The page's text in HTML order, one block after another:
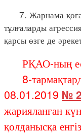
7. Жарнама
тұлғаларды
қарсы өзге де
РҚАО-ның
8-
08.01.2019 №
жарияланған
қолданысқа